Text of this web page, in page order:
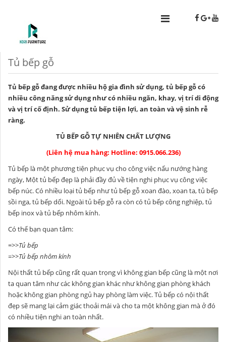
Tủ bếp gỗ
Tủ bếp gỗ đang được nhiều hộ gia đình sử dụng, tủ bếp gỗ có
nhiều công năng sử dụng như có nhiều ngăn, khay, vị trí di động
và vị trí cố định. Sử dụng tủ bếp tiện lợi, an toàn và vệ sinh rễ
ràng.
TỦ BẾP GỖ TỰ NHIÊN CHẤT LƯỢNG
(Liên hệ mua hàng: Hotline: 0915.066.236)
Tủ bếp là một phương tiện phục vụ cho công việc nấu nướng hàng
ngày, Một tủ bếp đẹp là phải đầy đủ về tiện nghi phục vụ công việc
bếp núc. Có nhiều loại tủ bếp như tủ bếp gỗ xoan đào, xoan ta, tủ bếp
sồi nga, tủ bếp dổi. Ngoài tủ bếp gỗ ra còn có tủ bếp công nghiệp, tủ
bếp inox và tủ bếp nhôm kính.
Có thể bạn quan tâm:
=>>Tủ bếp
=>>Tủ bếp nhôm kính
Nội thất tủ bếp cũng rất quan trọng vì không gian bếp cũng là một nơi
ta quan tâm như các không gian khác như không gian phòng khách
hoặc không gian phòng ngủ hay phòng làm việc. Tủ bếp có nội thất
đẹp sẽ mang lại cảm giác thoải mái và cho ta một không gian mà ở đó
có nhiều tiện nghi an toàn nhất.